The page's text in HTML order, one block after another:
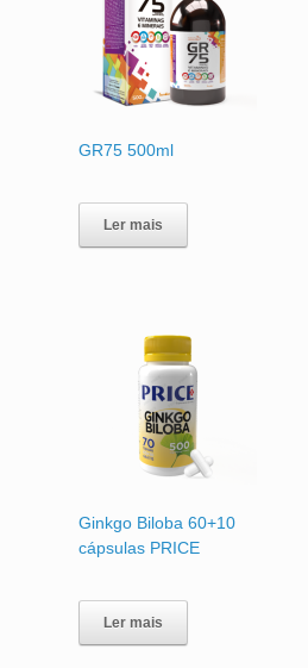
GR75 500ml
Ler mais
Ginkgo Biloba 60+10
cápsulas PRICE
Ler mais